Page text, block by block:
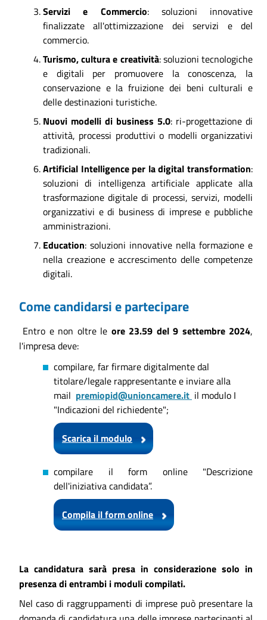
Servizi e Commercio: soluzioni innovative
finalizzate all'ottimizzazione dei servizi e del
commercio.
Turismo, cultura e creatività: soluzioni tecnologiche
e digitali per promuovere la conoscenza, la
conservazione e la fruizione dei beni culturali e
delle destinazioni turistiche.
Nuovi modelli di business 5.0: ri-progettazione di
attività, processi produttivi o modelli organizzativi
tradizionali.
Artificial Intelligence per la digital transformation:
soluzioni di intelligenza artificiale applicate alla
trasformazione digitale di processi, servizi, modelli
organizzativi e di business di imprese e pubbliche
amministrazioni.
Education: soluzioni innovative nella formazione e
nella creazione e accrescimento delle competenze
digitali.
Come candidarsi e partecipare
Entro e non oltre le ore 23.59 del 9 settembre 2024,
l'impresa deve:
compilare, far firmare digitalmente dal
titolare/legale rappresentante e inviare alla
mail premiopid@unioncamere.it il modulo I
"Indicazioni del richiedente";
Scarica il modulo
compilare il form online "Descrizione
dell'iniziativa candidata”.
Compila il form online
La candidatura sarà presa in considerazione solo in
presenza di entrambi i moduli compilati.
Nel caso di raggruppamenti di imprese può presentare la